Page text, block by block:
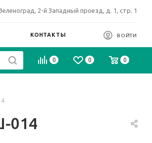
2-й Западный проезд, д. 1, стр. 1
КОНТАКТЫ ВОЙТИ
0 0 0
014